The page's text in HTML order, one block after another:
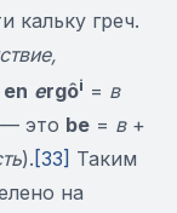
кальку греч.
en ergôi = в
— это be = в+
). [33] Таким
на